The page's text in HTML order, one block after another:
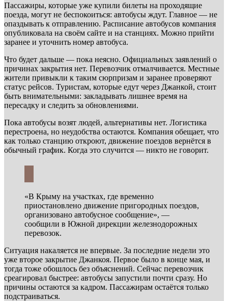
Пассажиры, которые уже купили билеты на проходящие
поезда, могут не беспокоиться: автобусы ждут. Главное — не
опаздывать к отправлению. Расписание автобусов компания
опубликовала на своём сайте и на станциях. Можно прийти
заранее и уточнить номер автобуса.
Что будет дальше — пока неясно. Официальных заявлений о
причинах закрытия нет. Перевозчик отмалчивается. Местные
жители привыкли к таким сюрпризам и заранее проверяют
статус рейсов. Туристам, которые едут через Джанкой, стоит
быть внимательными: закладывать лишнее время на
пересадку и следить за обновлениями.
Пока автобусы возят людей, альтернативы нет. Логистика
перестроена, но неудобства остаются. Компания обещает, что
как только станцию откроют, движение поездов вернётся в
обычный график. Когда это случится — никто не говорит.
«В Крыму на участках, где временно
приостановлено движение пригородных поездов,
организовано автобусное сообщение», —
сообщили в Южной дирекции железнодорожных
перевозок.
Ситуация накаляется не впервые. За последние недели это
уже второе закрытие Джанкоя. Первое было в конце мая, и
тогда тоже обошлось без объяснений. Сейчас перевозчик
среагировал быстрее: автобусы запустили почти сразу. Но
причины остаются за кадром. Пассажирам остаётся только
подстраиваться.